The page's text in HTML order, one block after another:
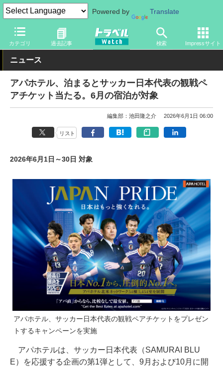
Powered by Translate
カテゴリ 過去記事 検索 Impressサイト
トラベル Watch 旅の情報 ホテル・旅館 宿泊
ニュース
アパホテル、泊まるとサッカー日本代表の観戦ペ
アチケット当たる。6月の宿泊が対象
編集部：池田隆之介 2026年6月1日 06:00
リスト
2026年6月1日～30日 対象
アパホテル、サッカー日本代表の観戦ペアチケットをプレゼン
トするキャンペーンを実施
アパホテルは、サッカー日本代表（SAMURAI BLU
E）を応援する企画の第1弾として、9月および10月に開